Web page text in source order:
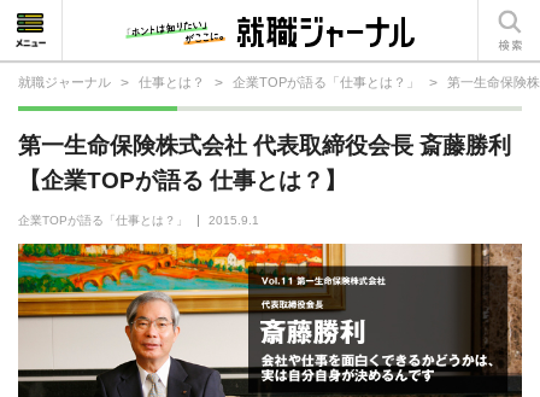
就職ジャーナル > 仕事とは？ > 企業TOPが語る「仕事とは？」 > 第一生命保険
第一生命保険株式会社 代表取締役会長 斎藤勝利
【企業TOPが語る 仕事とは？】
企業TOPが語る「仕事とは？」 2015.9.1
就活相談
就活ノウハウ
仕事の選び方・ヒント
仕事とは？
就活コラム